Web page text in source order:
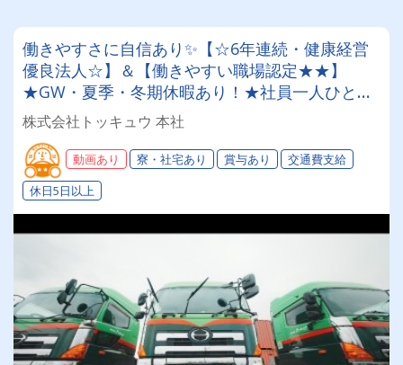
働きやすさに自信あり✨【☆6年連続・健康経営
優良法人☆】＆【働きやすい職場認定★★】
★GW・夏季・冬期休暇あり！★社員一人ひとり
を大切にする昭和34年設立の安定企業！＜経験者
大歓迎！7tユニックドライバー＞
株式会社トッキュウ 本社
動画あり 寮・社宅あり 賞与あり
交通費支給
休日5日以上